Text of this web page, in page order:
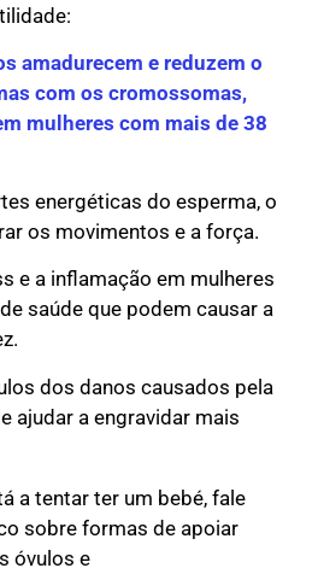
amadurecem e reduzem o
com os cromossomas,
mulheres com mais de 38
energéticas do esperma, o
os movimentos e a força.
e a inflamação em mulheres
saúde que podem causar a
dos danos causados pela
ajudar a engravidar mais
a tentar ter um bebé, fale
sobre formas de apoiar
óvulos e